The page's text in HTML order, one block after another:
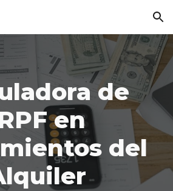
Skip to navigation
de
en
del